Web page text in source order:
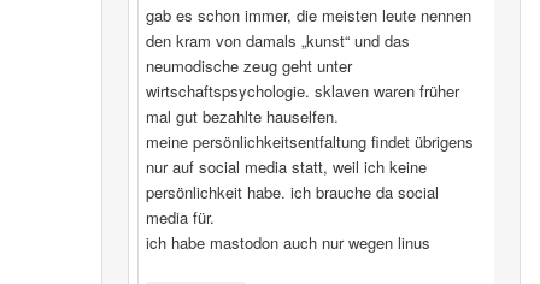
gab es schon immer, die meisten leute nennen
den kram von damals „kunst“ und das
neumodische zeug geht unter
wirtschaftspsychologie. sklaven waren früher
mal gut bezahlte hauselfen.
meine persönlichkeitsentfaltung findet übrigens
nur auf social media statt, weil ich keine
persönlichkeit habe. ich brauche da social
media für.
ich habe mastodon auch nur wegen linus